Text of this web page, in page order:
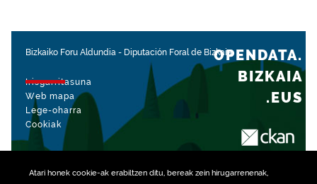
Atari honek cookie-ak erabiltzen ditu, bereak zein hirugarrenenak,
Bizkaiko Foru Aldundia - Diputación Foral de Bizkaia
Irisgarritasuna
Web mapa
Lege-oharra
Cookiak
OPENDATA.
BIZKAIA
.EUS